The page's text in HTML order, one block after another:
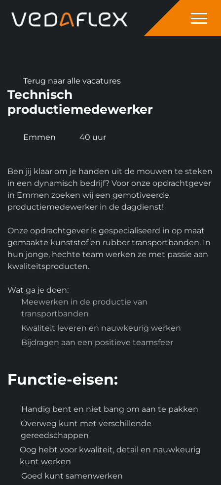
Terug naar alle vacatures
Technisch
productiemedewerker
Emmen 40 uur
Ben jij klaar om je handen uit de mouwen te steken
in een dynamisch bedrijf? Voor onze opdrachtgever
in Emmen zoeken wij een gemotiveerde
productiemedewerker in de dagdienst!
Onze opdrachtgever is gespecialiseerd in op maat
gemaakte kunststof en rubber transportbanden. In
hun jonge, hechte team werken ze met passie aan
kwaliteitsproducten.
Wat ga je doen:
Meewerken in de productie van
transportbanden
Kwaliteit leveren en nauwkeurig werken
Bijdragen aan een positieve teamsfeer
Functie-eisen:
Handig bent en niet bang om aan te pakken
Overweg kunt met verschillende
gereedschappen
Oog hebt voor kwaliteit, detail en nauwkeurig
kunt werken
Goed kunt samenwerken